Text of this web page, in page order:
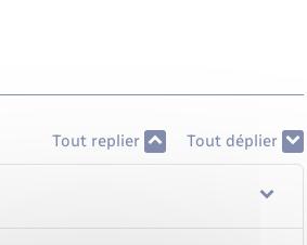
Tout replier Tout déplier